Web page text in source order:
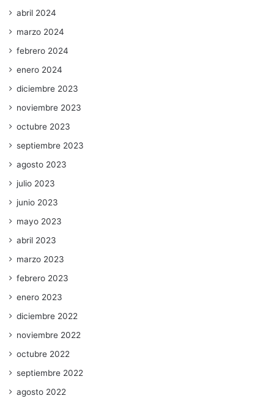
abril 2024
marzo 2024
febrero 2024
enero 2024
diciembre 2023
noviembre 2023
octubre 2023
septiembre 2023
agosto 2023
julio 2023
junio 2023
mayo 2023
abril 2023
marzo 2023
febrero 2023
enero 2023
diciembre 2022
noviembre 2022
octubre 2022
septiembre 2022
agosto 2022